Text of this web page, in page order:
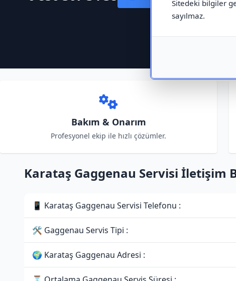
Sitedeki bilgiler
sayılmaz.
Bakım & Onarım
Profesyonel ekip ile hızlı çözümler.
Karataş Gaggenau Servisi İletişim
📱 Karataş Gaggenau Servisi Telefonu :
🛠 Gaggenau Servis Tipi :
🌍 Karataş Gaggenau Adresi :